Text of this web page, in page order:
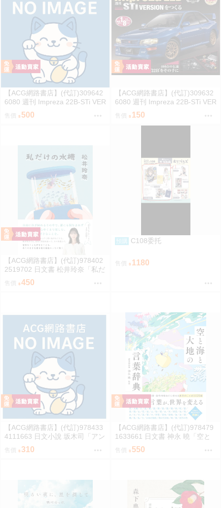
【ACG網路書店】(代訂)309642
6080 週刊 Impreza 22B-STi VER
SION をつくる (2)
售價 500
【ACG網路書店】(代訂)309632
6080 週刊 Impreza 22B-STi VER
SION をつくる (1) 創刊號
售價 150
【ACG網路書店】(代訂)978402
2519702 日文書 松井玲奈「私だ
けの水槽」
售價 450
預購 C108委托
售價 1180
【ACG網路書店】(代訂)978433
4111663 日文小說 坂木司「アン
と幸福」
售價 310
【ACG網路書店】(代訂)978479
1633661 日文書 神永 曉「空と
海と大地の言葉辞典」
售價 550